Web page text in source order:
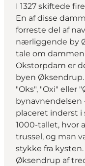
I 1327 skiftede
En af disse
forreste del af
nærliggende by
tale om
Okstorpdam er
byen
"Oks", "Oxi" eller
placeret inderst i
1000-tallet, hvor
trussel, og man
stykke fra
Øksendrup af